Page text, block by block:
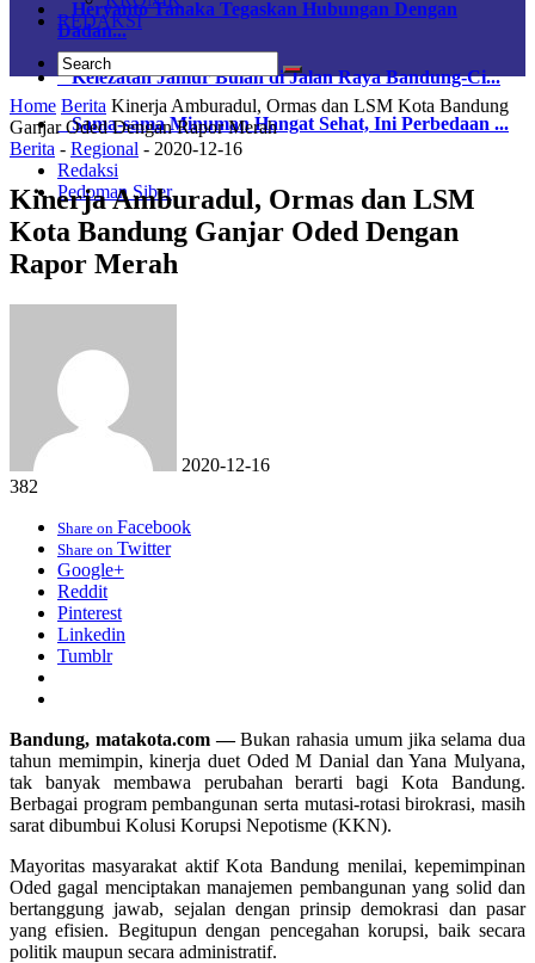
Heryanto Tanaka Tegaskan Hubungan Dengan
Dadan...
Kelezatan Jamur Bulan di Jalan Raya Bandung-Ci...
Sama-sama Minuman Hangat Sehat, Ini Perbedaan ...
Redaksi
Pedoman Siber
REDAKSI
Home Berita Kinerja Amburadul, Ormas dan LSM Kota Bandung
Ganjar Oded Dengan Rapor Merah
Berita - Regional - 2020-12-16
Kinerja Amburadul, Ormas dan LSM
Kota Bandung Ganjar Oded Dengan
Rapor Merah
2020-12-16
382
Share on Facebook
Share on Twitter
Google+
Reddit
Pinterest
Linkedin
Tumblr
Bandung, matakota.com —Bukan rahasia umum jika selama dua
tahun memimpin, kinerja duet Oded M Danial dan Yana Mulyana,
tak banyak membawa perubahan berarti bagi Kota Bandung.
Berbagai program pembangunan serta mutasi-rotasi birokrasi, masih
sarat dibumbui Kolusi Korupsi Nepotisme (KKN).
Mayoritas masyarakat aktif Kota Bandung menilai, kepemimpinan
Oded gagal menciptakan manajemen pembangunan yang solid dan
bertanggung jawab, sejalan dengan prinsip demokrasi dan pasar
yang efisien. Begitupun dengan pencegahan korupsi, baik secara
politik maupun secara administratif.